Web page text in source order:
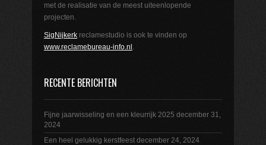
met de realisatie van de meest uiteenlopende
projecten.
SigNijkerk reclamestudio is ook te vinden op
www.reclamebureau-info.nl
RECENTE BERICHTEN
Fijne jaarwisseling en een kleurrijk 2025 december 31,
2024
Een heel gelukkig kerstfeest december 24, 2024